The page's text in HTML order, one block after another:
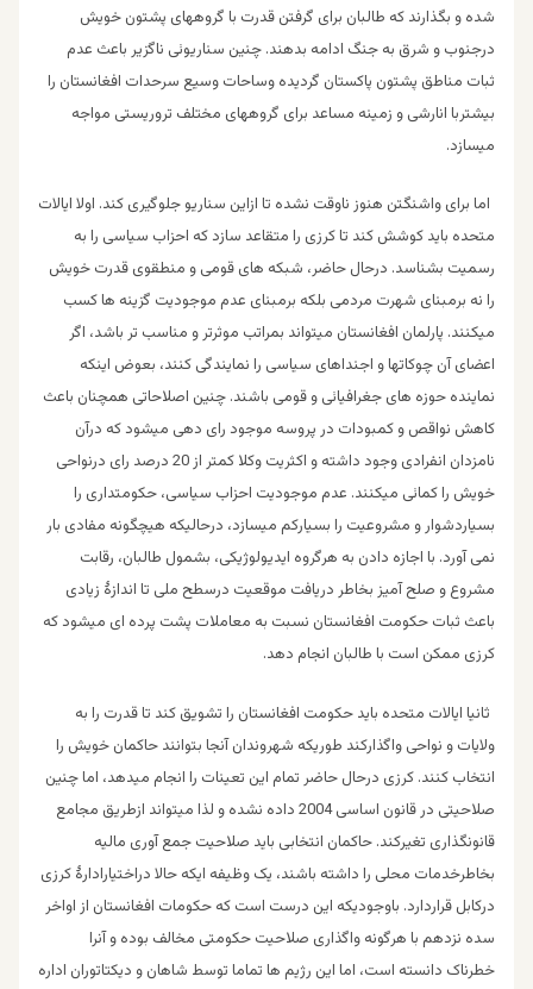
شده و بگذارند که طالبان برای گرفتن قدرت با گروههای پشتون خویش
درجنوب و شرق به جنگ ادامه بدهند. چنین سناریوئی ناگزیر باعث عدم
ثبات مناطق پشتون پاکستان گردیده وساحات وسیع سرحدات افغانستان را
بیشتربا انارشی و زمینه مساعد برای گروههای مختلف تروریستی مواجه
میسازد.
اما برای واشنگتن هنوز ناوقت نشده تا ازاین سناریو جلوگیری کند. اولا ایالات
متحده باید کوشش کند تا کرزی را متقاعد سازد که احزاب سیاسی را به
رسمیت بشناسد. درحال حاضر، شبکه های قومی و منطقوی قدرت خویش
را نه برمبنای شهرت مردمی بلکه برمبنای عدم موجودیت گزینه ها کسب
میکنند. پارلمان افغانستان میتواند بمراتب موثرتر و مناسب تر باشد، اگر
اعضای آن چوکاتها و اجنداهای سیاسی را نمایندگی کنند، بعوض اینکه
نماینده حوزه های جغرافیائی و قومی باشند. چنین اصلاحاتی همچنان باعث
کاهش نواقص و کمبودات در پروسه موجود رای دهی میشود که درآن
نامزدان انفرادی وجود داشته و اکثریت وکلا کمتر از 20 درصد رای درنواحی
خویش را کمائی میکنند. عدم موجودیت احزاب سیاسی، حکومتداری را
بسیاردشوار و مشروعیت را بسیارکم میسازد، درحالیکه هیچگونه مفادی بار
نمی آورد. با اجازه دادن به هرگروه ایدیولوژیکی، بشمول طالبان، رقابت
مشروع و صلح آمیز بخاطر دریافت موقعیت درسطح ملی تا اندازۀ زیادی
باعث ثبات حکومت افغانستان نسبت به معاملات پشت پرده ای میشود که
کرزی ممکن است با طالبان انجام دهد.
ثانیا ایالات متحده باید حکومت افغانستان را تشویق کند تا قدرت را به
ولایات و نواحی واگذارکند طوریکه شهروندان آنجا بتوانند حاکمان خویش را
انتخاب کنند. کرزی درحال حاضر تمام این تعینات را انجام میدهد، اما چنین
صلاحیتی در قانون اساسی 2004 داده نشده و لذا میتواند ازطریق مجامع
قانونگذاری تغیرکند. حاکمان انتخابی باید صلاحیت جمع آوری مالیه
بخاطرخدمات محلی را داشته باشند، یک وظیفه ایکه حالا دراختیارادارۀ کرزی
درکابل قراردارد. باوجودیکه این درست است که حکومات افغانستان از اواخر
سده نزدهم با هرگونه واگذاری صلاحیت حکومتی مخالف بوده و آنرا
خطرناک دانسته است، اما این رژیم ها تماما توسط شاهان و دیکتاتوران اداره